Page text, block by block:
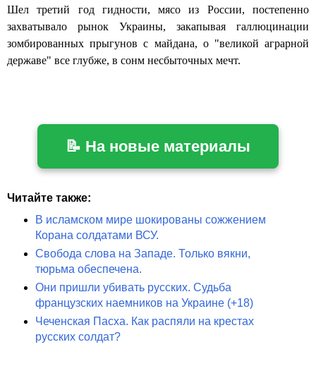
Шел третий год гидности,мясо из России, постепенно
захватывало рынок Украины, закапывая галлюцинации
зомбированных прыгунов с майдана, о "великой аграрной
державе" все глубже, в сонм несбыточных мечт.
📝 На новые материалы
Читайте также:
В исламском мире шокированы сожжением
Корана солдатами ВСУ.
Свобода слова на Западе. Только вякни,
тюрьма обеспечена.
Они пришли убивать русских. Судьба
французских наемников на Украине (+18)
Чеченская Пасха. Как распяли на крестах
русских солдат?